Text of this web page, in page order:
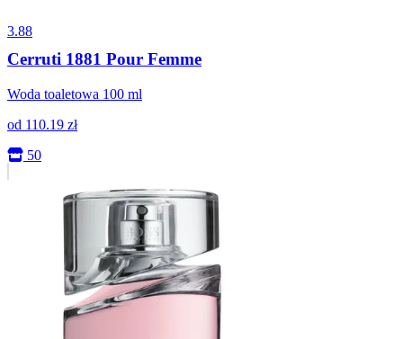
3.88
Cerruti 1881 Pour Femme
Woda toaletowa 100 ml
od 110.19 zł
50